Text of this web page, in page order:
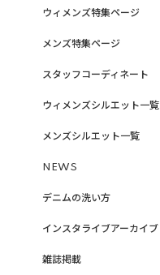
ウィメンズ特集ページ
メンズ特集ページ
スタッフコーディネート
ウィメンズシルエット一覧
メンズシルエット一覧
NEWS
デニムの洗い方
インスタライブアーカイブ
雑誌掲載